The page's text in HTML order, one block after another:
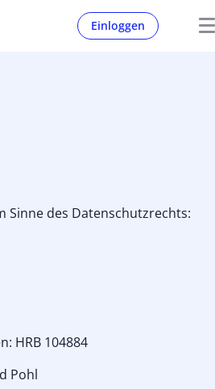
Einloggen
Sinne des Datenschutzrechts:
HRB 104884
Pohl